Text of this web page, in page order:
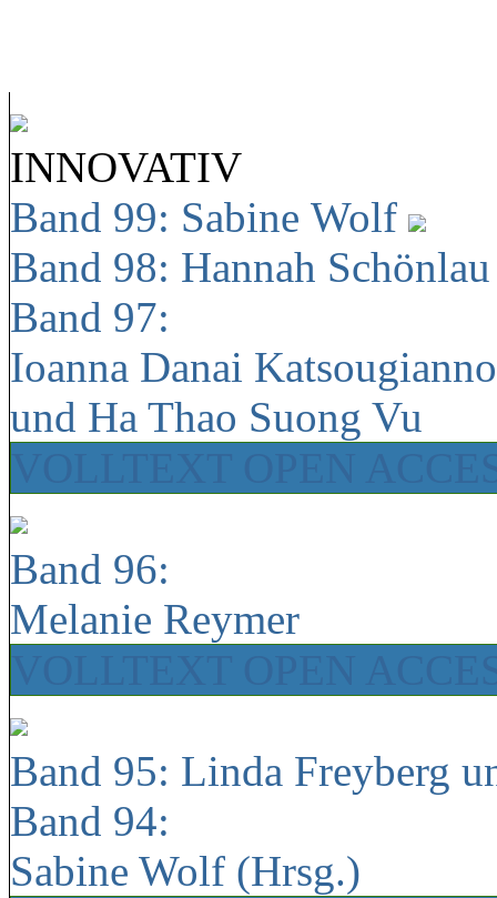
INNOVATIV
Band 99: Sabine Wolf
Band 98: Hannah
Band 97:
Ioanna Danai
und Ha Thao Suong Vu
Band 96:
Melanie Reymer
Band 95: Linda Freyberg
Band 94:
Sabine Wolf (Hrsg.)